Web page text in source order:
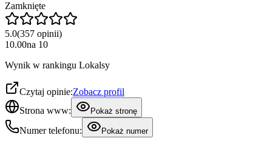
Zamknięte
5.0(357 opinii)
10.00na 10
Wynik w rankingu Lokalsy
Czytaj opinie:Zobacz profil
Strona www:
Pokaż stronę
Numer telefonu: Pokaż numer